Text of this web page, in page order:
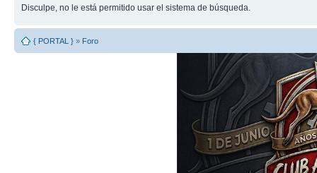
Disculpe, no le está permitido usar el sistema de búsqueda.
{ PORTAL } » Foro